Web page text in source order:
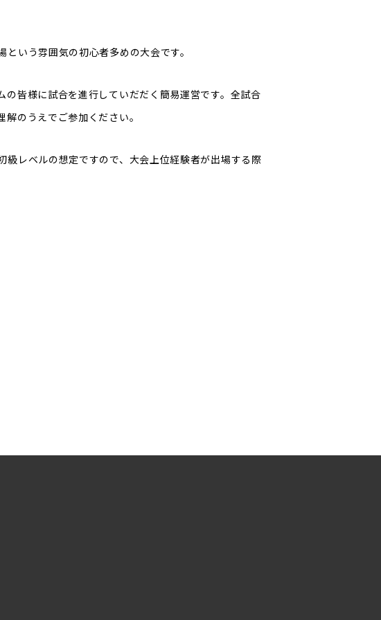
いう雰囲気の初心者多めの大会です。
の皆様に試合を進行していだだく簡易運営です。全試合
のうえでご参加ください。
級レベルの想定ですので、大会上位経験者が出場する際